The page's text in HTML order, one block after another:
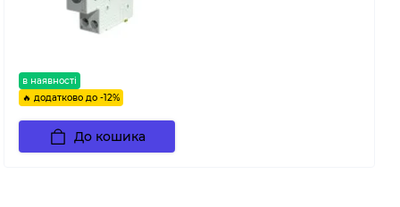
в наявності
🔥 додатково до -12%
До кошика